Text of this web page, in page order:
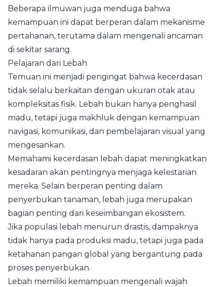
Beberapa ilmuwan juga menduga bahwa
kemampuan ini dapat berperan dalam mekanisme
pertahanan, terutama dalam mengenali ancaman
di sekitar sarang.
Pelajaran dari Lebah
Temuan ini menjadi pengingat bahwa kecerdasan
tidak selalu berkaitan dengan ukuran otak atau
kompleksitas fisik. Lebah bukan hanya penghasil
madu, tetapi juga makhluk dengan kemampuan
navigasi, komunikasi, dan pembelajaran visual yang
mengesankan.
Memahami kecerdasan lebah dapat meningkatkan
kesadaran akan pentingnya menjaga kelestarian
mereka. Selain berperan penting dalam
penyerbukan tanaman, lebah juga merupakan
bagian penting dari keseimbangan ekosistem.
Jika populasi lebah menurun drastis, dampaknya
tidak hanya pada produksi madu, tetapi juga pada
ketahanan pangan global yang bergantung pada
proses penyerbukan.
Lebah memiliki kemampuan mengenali wajah